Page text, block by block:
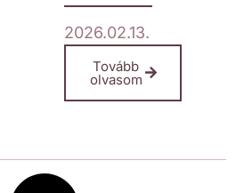
2026.02.13.
Tovább
olvasom